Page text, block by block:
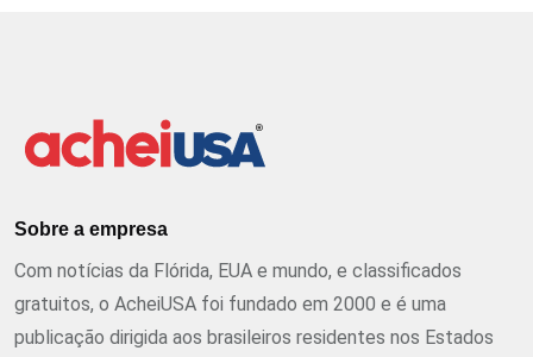
Sobre a empresa
Com notícias da Flórida, EUA e mundo, e classificados
gratuitos, o AcheiUSA foi fundado em 2000 e é uma
publicação dirigida aos brasileiros residentes nos Estados